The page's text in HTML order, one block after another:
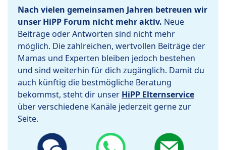
Nach vielen gemeinsamen Jahren betreuen wir
unser HiPP Forum nicht mehr aktiv. Neue
Beiträge oder Antworten sind nicht mehr
möglich. Die zahlreichen, wertvollen Beiträge der
Mamas und Experten bleiben jedoch bestehen
und sind weiterhin für dich zugänglich. Damit du
auch künftig die bestmögliche Beratung
bekommst, steht dir unser HiPP Elternservice
über verschiedene Kanäle jederzeit gerne zur
Seite.